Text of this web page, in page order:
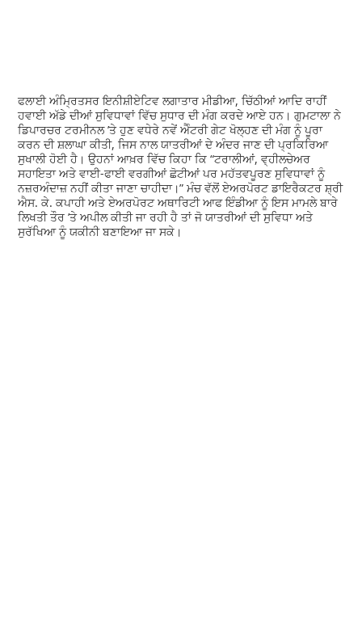
ਫਲਾਈ ਅੰਮ੍ਰਿਤਸਰ ਇਨੀਸ਼ੀਏਟਿਵ ਲਗਾਤਾਰ ਮੀਡੀਆ, ਚਿੱਠੀਆਂ ਆਦਿ ਰਾਹੀਂ
ਹਵਾਈ ਅੱਡੇ ਦੀਆਂ ਸੁਵਿਧਾਵਾਂ ਵਿੱਚ ਸੁਧਾਰ ਦੀ ਮੰਗ ਕਰਦੇ ਆਏ ਹਨ। ਗੁਮਟਾਲਾ ਨੇ
ਡਿਪਾਰਚਰ ਟਰਮੀਨਲ ’ਤੇ ਹੁਣ ਵਧੇਰੇ ਨਵੇਂ ਐੰਟਰੀ ਗੇਟ ਖੋਲ੍ਹਣ ਦੀ ਮੰਗ ਨੂੰ ਪੂਰਾ
ਕਰਨ ਦੀ ਸ਼ਲਾਘਾ ਕੀਤੀ, ਜਿਸ ਨਾਲ ਯਾਤਰੀਆਂ ਦੇ ਅੰਦਰ ਜਾਣ ਦੀ ਪ੍ਰਕਿਰਿਆ
ਸੁਖਾਲੀ ਹੋਈ ਹੈ। ਉਹਨਾਂ ਆਖ਼ਰ ਵਿੱਚ ਕਿਹਾ ਕਿ “ਟਰਾਲੀਆਂ, ਵ੍ਹੀਲਚੇਅਰ
ਸਹਾਇਤਾ ਅਤੇ ਵਾਈ-ਫਾਈ ਵਰਗੀਆਂ ਛੋਟੀਆਂ ਪਰ ਮਹੱਤਵਪੂਰਣ ਸੁਵਿਧਾਵਾਂ ਨੂੰ
ਨਜ਼ਰਅੰਦਾਜ਼ ਨਹੀਂ ਕੀਤਾ ਜਾਣਾ ਚਾਹੀਦਾ।” ਮੰਚ ਵੱਲੋਂ ਏਅਰਪੋਰਟ ਡਾਇਰੈਕਟਰ ਸ਼੍ਰੀ
ਐਸ. ਕੇ. ਕਪਾਹੀ ਅਤੇ ਏਅਰਪੋਰਟ ਅਥਾਰਿਟੀ ਆਫ ਇੰਡੀਆ ਨੂੰ ਇਸ ਮਾਮਲੇ ਬਾਰੇ
ਲਿਖਤੀ ਤੌਰ ’ਤੇ ਅਪੀਲ ਕੀਤੀ ਜਾ ਰਹੀ ਹੈ ਤਾਂ ਜੋ ਯਾਤਰੀਆਂ ਦੀ ਸੁਵਿਧਾ ਅਤੇ
ਸੁਰੱਖਿਆ ਨੂੰ ਯਕੀਨੀ ਬਣਾਇਆ ਜਾ ਸਕੇ।